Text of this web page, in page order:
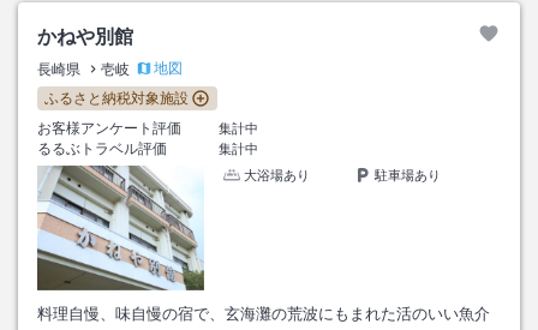
かねや別館
長崎県 壱岐
地図
ふるさと納税対象施設
お客様アンケート評価
集計中
るるぶトラベル評価
集計中
大浴場あり
駐車場あり
料理自慢、味自慢の宿で、玄海灘の荒波にもまれた活のいい魚介